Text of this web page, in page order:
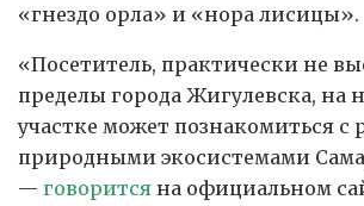
«гнездо орла» и «нора лисицы».
«Посетитель, практически не
пределы города Жигулевска, на
участке может познакомиться с
природными экосистемами
— говорится на официальном